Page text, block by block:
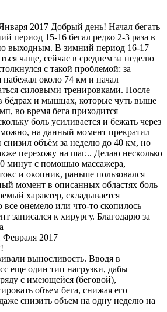
2017 Добрый день! Начал бегать
период 15-16 бегал редко 2-3 раза в
выходным. В зимний период 16-17
чаще, сейчас в среднем за неделю
с такой проблемой: за
около 74 км и начал
силовыми тренировками. После
бёдрах и мышцах, которые чуть выше
во время бега приходится
боль усиливается и бежать через
на данный момент прекратил
объём за неделю до 40 км, но
перехожу на шаг... Делаю несколько
минут с помощью массажера,
и окопник, раньше пользовался
момент в описанных областях боль
характер, складывается
все онемело или что-то скопилось
записался к хирургу. Благодарю за
Февраля 2017
выносливость. Вводя в
еще один тип нагрузки, дабы
с имеющейся (беговой),
объем бега, снижая его
снизить объем на одну неделю на